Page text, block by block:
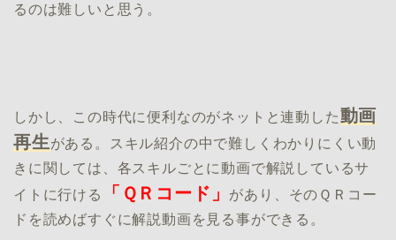
るのは難しいと思う。
しかし、この時代に便利なのがネットと連動した動画
再生がある。スキル紹介の中で難しくわかりにくい動
きに関しては、各スキルごとに動画で解説しているサ
イトに行ける
「ＱＲコード」
があり、そのＱＲコー
ドを読めばすぐに解説動画を見る事ができる。